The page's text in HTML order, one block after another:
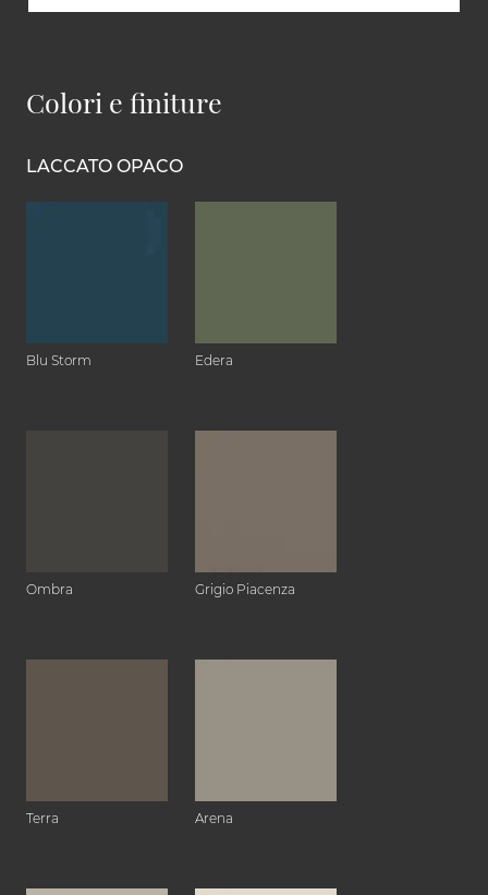
Colori e finiture
LACCATO OPACO
Blu Storm Edera
Ombra Grigio Piacenza
Terra Arena